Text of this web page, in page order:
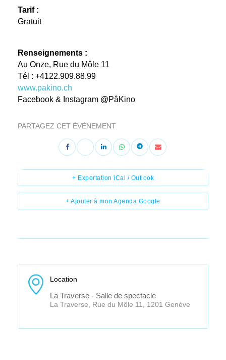
Tarif :
Gratuit
Renseignements :
Au Onze, Rue du Môle 11
Tél : +4122.909.88.99
www.pakino.ch
Facebook & Instagram @PâKino
PARTAGEZ CET ÉVÉNEMENT
+ Ajouter à mon Agenda Google
+ Exportation iCal / Outlook
Location
La Traverse - Salle de spectacle
La Traverse, Rue du Môle 11, 1201 Genève